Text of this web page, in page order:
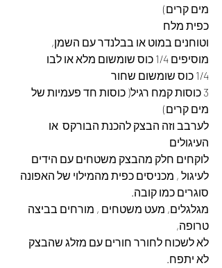
מים קרים)
כפית מלח
וטוחנים במוט או בבלנדר עם השמן,
מוסיפים 1/4 כוס שומשום מלא או לבו
1/4 כוס שומשום שחור
3 כוסות קמח רגיל( כוסות חד פעמיות של
מים קרים)
לערבב וזה הבצק להכנת הבורקס  או
העיגולים
לוקחים חלק מהבצק משטחים עם הידים
לעיגול , מכניסים כפית מהמילוי של האפונה
סוגרים כמו קובה.
מגלגלים, מעט משטחים , מורחים בביצה
טרופה,
לא לשכוח לחורר חורים עם מזלג שהבצק
לא יתפח.